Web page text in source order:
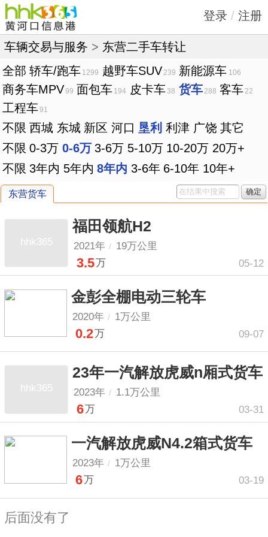
登录 / 注册
车辆交易与服务 > 东营二手车转让
全部 轿车/跑车 1299 越野车SUV 239 新能源车 106
商务车MPV99 面包车 194 皮卡车38 货车 288 客车 22
工程车91
不限 西城 东城 新区 河口 垦利 利津 广饶 其它
不限 0-3万 0-6万 3-6万 5-10万 10-20万 20万+
不限 3年内 5年内 8年内 3-6年 6-10年 10年+
东营货车 确定
hhk365
福田领航H2
2021年 / 19万公里
3.5万 05-12
金彭全棚电动三轮车
2020年 / 1万公里
0.2万 09-07
hhk365
23年一汽解放虎威n厢式货车
2023年 / 1.1万公里
6万 03-31
一汽解放虎威N4.2箱式货车
2023年 / 1万公里
6万 03-19
后面没有了